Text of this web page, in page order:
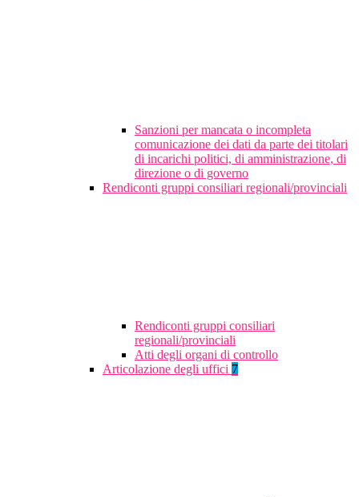
Sanzioni per mancata o incompleta
comunicazione dei dati da parte dei titolari
di incarichi politici, di amministrazione, di
direzione o di governo
Rendiconti gruppi consiliari regionali/provinciali
Rendiconti gruppi consiliari
regionali/provinciali
Atti degli organi di controllo
Articolazione degli uffici 7